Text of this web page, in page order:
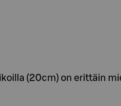
(20cm) on erittäin